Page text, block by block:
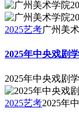
2025艺考广州美
2025年中央戏剧
2025年中央戏剧
2025艺考2025年